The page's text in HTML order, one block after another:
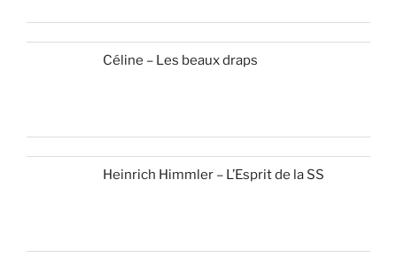
Céline – Les beaux draps
Heinrich Himmler – L’Esprit de la SS